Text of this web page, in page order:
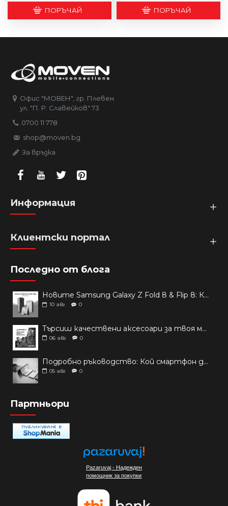
ПОРЪЧАЙ ПОРЪЧАЙ
Офис "МОВЕН", гр. Плевен
ул. "П. Р. Славейков" 73
0700 11 778
shop@moven.bg
За връзка
Информация
Клиентски портал
Последно от блога
Новите Samsung Galaxy Z Fold 8 & Flip 8: Кой сгъваем модел да избереш?
10 авг 0
Търсиш качествени аксесоари за твоя модел? Как правилно да защитим новия си смартфон: Ръководство за аксесоари през 2026 г.
06 авг 0
Подробно ръководство: Кой смартфон да купиш през 2026 г.?
05 авг 0
Партньори
Pazaruvaj - Надежден
помощник за покупки